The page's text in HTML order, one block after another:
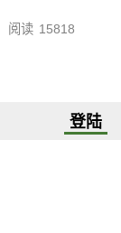
阅读 15818
登陆